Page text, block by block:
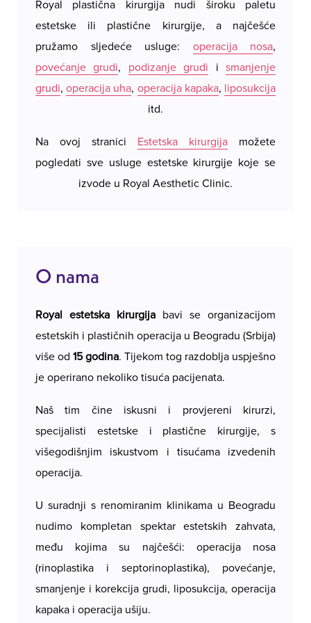
su ožiljci minimalni i praktički nevidljivi.
Razdoblje oporavka je kratko - nakon samo
nekoliko dana pacijenti se vraćaju laganim
aktivnostima, dok potpuni oporavak traje
nekoliko tjedana. Krajnji rezultat su simetrične,
prirodno oblikovane usne, povećan osjećaj
ugode i samopouzdanja.
Estetska kirurgija Royal Beogradstavlja poseban
naglasak na sigurnost, diskreciju i maksimalnu
oporavka. Svaka pacijentica ima priliku kroz
svoje želje i očekivanja, čime se osigurava
individualan pristup i potpuno zadovoljstvo.
Royal plastična kirurgija nudi široku paletu
estetske ili plastične kirurgije, a najčešće
pružamo sljedeće usluge: operacija nosa,
povećanje grudi, podizanje grudi ismanjenje
grudi,operacija uha, operacija kapaka, liposukcija
itd.
Na ovoj stranici Estetska kirurgija možete
pogledati sve usluge estetske kirurgije koje se
izvode u Royal Aesthetic Clinic.
O nama
Royal estetska kirurgija bavi se organizacijom
estetskih i plastičnih operacija u Beogradu (Srbija)
više od 15 godina. Tijekom tog razdoblja uspješno
je operirano nekoliko tisuća pacijenata.
Naš tim čine iskusni i provjereni kirurzi,
specijalisti estetske i plastične kirurgije, s
višegodišnjim iskustvom i tisućama izvedenih
operacija.
U suradnji s renomiranim klinikama u Beogradu
nudimo kompletan spektar estetskih zahvata,
među kojima su najčešći: operacija nosa
(rinoplastika i septorinoplastika), povećanje,
smanjenje i korekcija grudi, liposukcija, operacija
kapaka i operacija ušiju.